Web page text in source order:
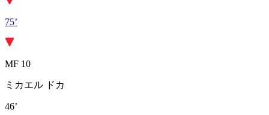
75’
MF 10
ミカエル ドカ
46’